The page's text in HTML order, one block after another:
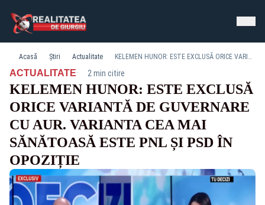
Acasă Știri Actualitate KELEMEN HUNOR: ESTE EXCLUSĂ ORICE VARIANTĂ DE GUVERNARE CU AUR. VARIANTA CEA MAI SĂNĂTOASĂ ESTE PNL ȘI PSD ÎN OPOZIȚIE
ACTUALITATE· 2 min citire
KELEMEN HUNOR: ESTE EXCLUSĂ
ORICE VARIANTĂ DE GUVERNARE
CU AUR. VARIANTA CEA MAI
SĂNĂTOASĂ ESTE PNL ȘI PSD ÎN
OPOZIȚIE